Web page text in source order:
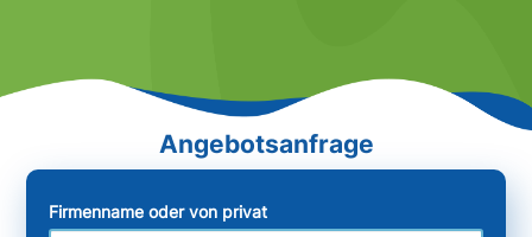
Firmenname oder von privat